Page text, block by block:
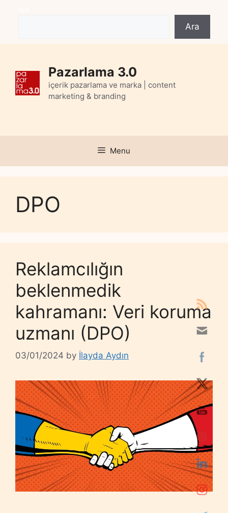
Ara
Pazarlama 3.0
içerik pazarlama ve marka | content
marketing & branding
Menu
DPO
Reklamcılığın
beklenmedik
kahramanı: Veri koruma
uzmanı (DPO)
03/01/2024 by İlayda Aydın